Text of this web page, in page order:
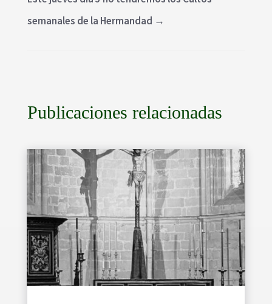
semanales de la Hermandad →
Publicaciones relacionadas